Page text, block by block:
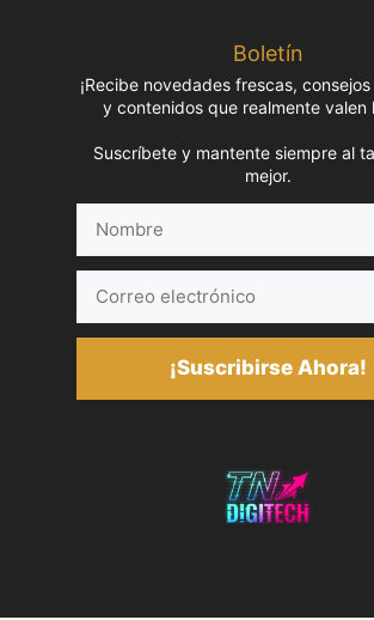
Boletín
¡Recibe novedades frescas,
y contenidos que realmente valen
Suscríbete y mantente siempre al
mejor.
electrónico
¡Suscribirse Ahora!